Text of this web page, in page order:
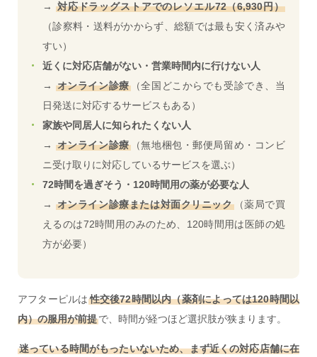
→
対応ドラッグストアでのレソエル72（6,930円）
（診察料・送料がかからず、総額では最も安く済みや
すい）
近くに対応店舗がない・営業時間内に行けない人
→ オンライン診療（全国どこからでも受診でき、当
日発送に対応するサービスもある）
家族や同居人に知られたくない人
→ オンライン診療（無地梱包・郵便局留め・コンビ
ニ受け取りに対応しているサービスを選ぶ）
72時間を過ぎそう・120時間用の薬が必要な人
→ オンライン診療または対面クリニック（薬局で買
えるのは72時間用のみのため、120時間用は医師の処
方が必要）
アフターピルは 性交後72時間以内（薬剤によっては120時間以
内）の服用が前提で、時間が経つほど選択肢が狭まります。
迷っている時間がもったいないため、まず近くの対応店舗に在